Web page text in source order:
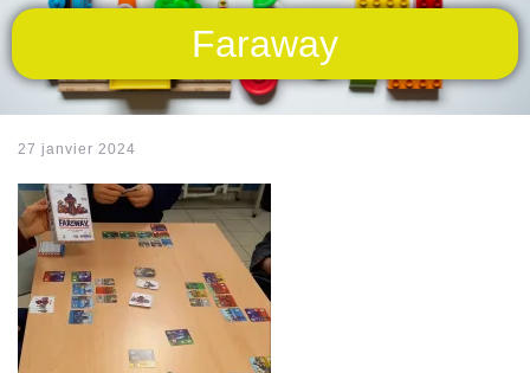
Faraway
27 janvier 2024